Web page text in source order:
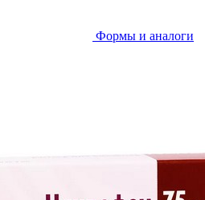
Формы и аналоги